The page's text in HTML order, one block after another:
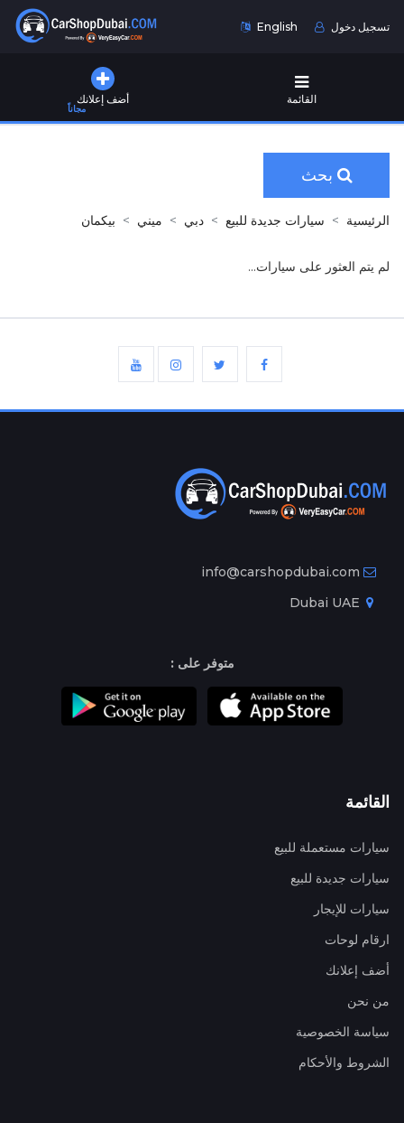
English تسجيل دخول
أضف إعلانك
مجاناً
القائمة
بحث
الرئيسية سيارات جديدة للبيع دبي ميني بيكمان
لم يتم العثور على سيارات...
info@carshopdubai.com
متوفر على :
القائمة
سيارات مستعملة للبيع
سيارات جديدة للبيع
سيارات للإيجار
ارقام لوحات
أضف إعلانك
من نحن
سياسة الخصوصية
الشروط والأحكام